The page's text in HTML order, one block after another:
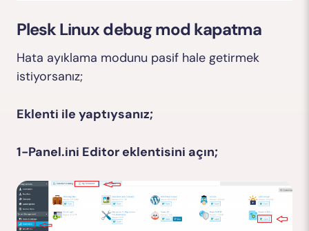
Plesk Linux debug mod kapatma
Hata ayıklama modunu pasif hale getirmek
istiyorsanız;
Eklenti ile yaptıysanız;
1-Panel.ini Editor eklentisini açın;